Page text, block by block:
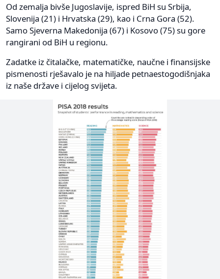
Od zemalja bivše Jugoslavije, ispred BiH su Srbija,
Slovenija (21) i Hrvatska (29), kao i Crna Gora (52).
Samo Sjeverna Makedonija (67) i Kosovo (75) su gore
rangirani od BiH u regionu.
Zadatke iz čitalačke, matematičke, naučne i finansijske
pismenosti rješavalo je na hiljade petnaestogodišnjaka
iz naše države i cijelog svijeta.